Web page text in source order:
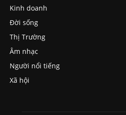
Kinh doanh
Đời sống
Thị Trường
Âm nhạc
Người nổi tiếng
Xã hội